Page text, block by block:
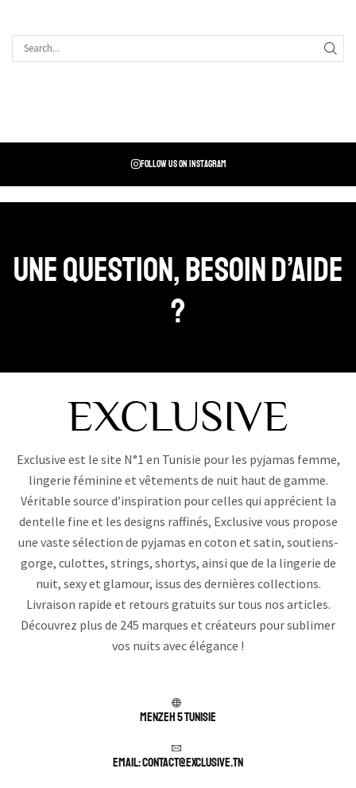
Follow us on instagram
Une question, Besoin d’aide
?
Exclusive est le site N°1 en Tunisie pour les pyjamas femme,
lingerie féminine et vêtements de nuit haut de gamme.
Véritable source d’inspiration pour celles qui apprécient la
dentelle fine et les designs raffinés, Exclusive vous propose
une vaste sélection de pyjamas en coton et satin, soutiens-
gorge, culottes, strings, shortys, ainsi que de la lingerie de
nuit, sexy et glamour, issus des dernières collections.
Livraison rapide et retours gratuits sur tous nos articles.
Découvrez plus de 245 marques et créateurs pour sublimer
vos nuits avec élégance !
Menzeh 5 TUNISIE
Email: contact@exclusive.tn